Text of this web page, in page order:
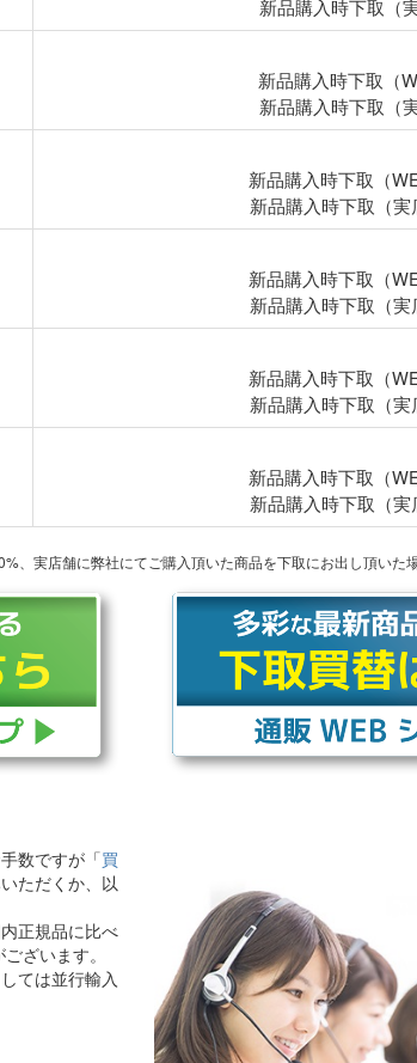
新品購入時下取（
新品購入時下取（
新品購入時下取（
新品購入時下取（
新品購入時下取（実
新品購入時下取（
新品購入時下取（実
新品購入時下取（
新品購入時下取（実
新品購入時下取（
新品購入時下取（実
、実店舗に弊社にてご購入頂いた商品を下取にお出し頂いた場
数ですが「買
ただくか、以
正規品に比べ
ざいます。
ては並行輸入